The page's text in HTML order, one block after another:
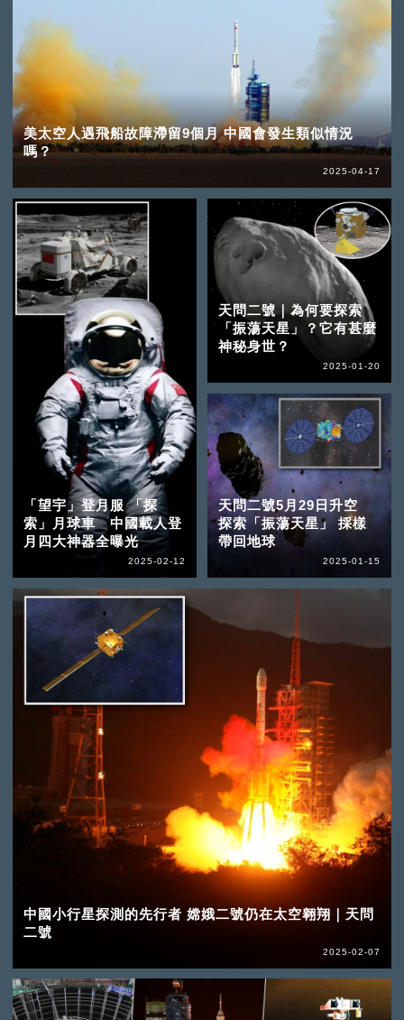
美太空人遇飛船故障滯留9個月 中國會發生類似情況
嗎？
2025-04-17
「望宇」登月服 「探
索」月球車 中國載人登
月四大神器全曝光
2025-02-12
中國小行星探測的先行者 嫦娥二號仍在太空翱翔｜天問
二號
2025-02-07
天問二號｜為何要探索
「振蕩天星」？它有甚麼
神秘身世？
2025-01-20
天問二號5月29日升空
探索「振蕩天星」 採樣
帶回地球
2025-01-15